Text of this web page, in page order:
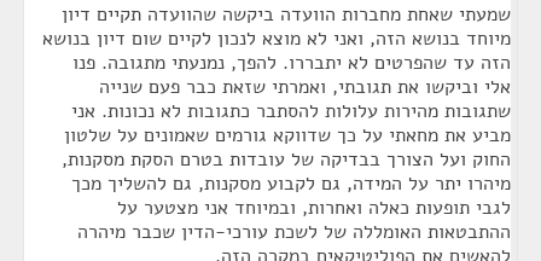
שמעתי שאחת מחברות הוועדה ביקשה שהוועדה תקיים דיון
מיוחד בנושא הזה, ואני לא מוצא לנכון לקיים שום דיון בנושא
הזה עד שהפרטים לא יתבררו. להפך, נמנעתי מתגובה. פנו
אלי וביקשו את תגובתי, ואמרתי שזאת כבר פעם שנייה
שתגובות מהירות עלולות להסתבר כתגובות לא נכונות. אני
מביע את מחאתי על כך שדווקא גורמים שאמונים על שלטון
החוק ועל הצורך בבדיקה של עובדות בטרם הסקת מסקנות,
מיהרו יתר על המידה, גם לקבוע מסקנות, גם להשליך מכך
לגבי תופעות כאלה ואחרות, ובמיוחד אני מצטער על
ההתבטאות האומללה של לשכת עורכי-הדין שכבר מיהרה